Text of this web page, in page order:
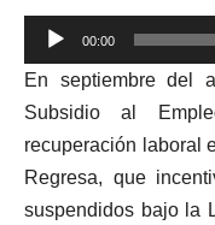
Reproductor
de
audio
00:00
En septiembre del
Subsidio al
recuperación laboral
Regresa, que
suspendidos bajo la